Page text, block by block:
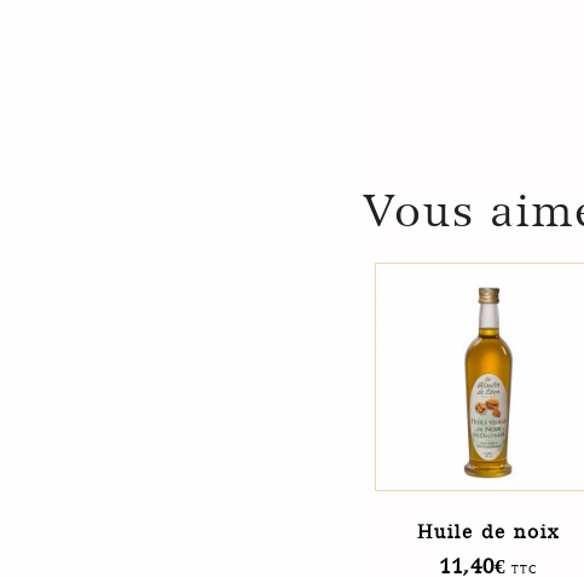
Vous
Huile de noix
11,40€ TTC